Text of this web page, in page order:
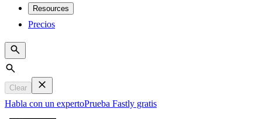
Resources
Precios
Search
Clear
Habla con un expertoPrueba Fastly gratis